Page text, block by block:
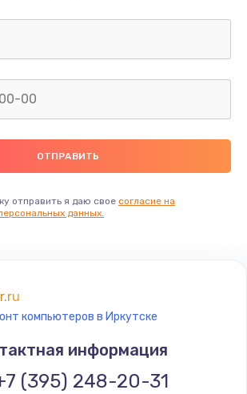
Заказать
Замена USB порта
895 руб.
Заказать
оперативной памяти
670 руб.
Заказать
отправить я даю свое согласие на
данных.
компьютеров в Иркутске
информация
(395) 248-20-31